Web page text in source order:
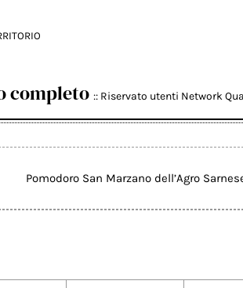
completo :: Riservato utenti Network
Pomodoro San Marzano dell’Agro